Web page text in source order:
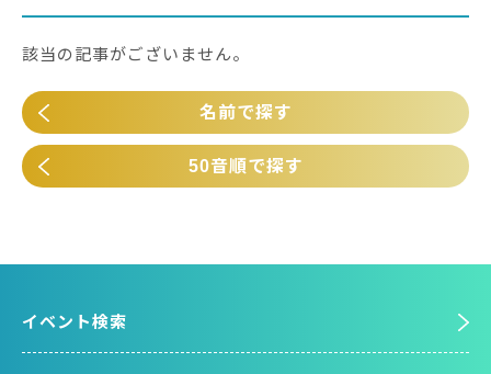
該当の記事がございません。
名前で探す
50音順で探す
イベント検索